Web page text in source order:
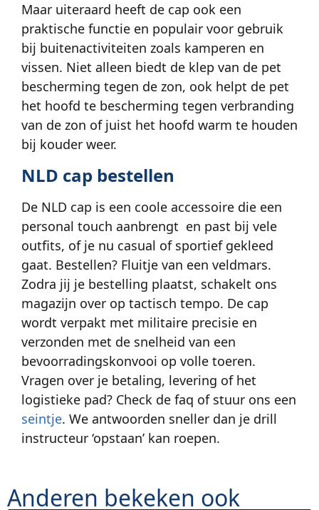
Maar uiteraard heeft de cap ook een
praktische functie en populair voor gebruik
bij buitenactiviteiten zoals kamperen en
vissen. Niet alleen biedt de klep van de pet
bescherming tegen de zon, ook helpt de pet
het hoofd te bescherming tegen verbranding
van de zon of juist het hoofd warm te houden
bij kouder weer.
NLD cap bestellen
De NLD cap is een coole accessoire die een
personal touch aanbrengt en past bij vele
outfits, of je nu casual of sportief gekleed
gaat. Bestellen? Fluitje van een veldmars.
Zodra jij je bestelling plaatst, schakelt ons
magazijn over op tactisch tempo. De cap
wordt verpakt met militaire precisie en
verzonden met de snelheid van een
bevoorradingskonvooi op volle toeren.
Vragen over je betaling, levering of het
logistieke pad? Check de faq of stuur ons een
seintje. We antwoorden sneller dan je drill
instructeur ‘opstaan’ kan roepen.
Anderen bekeken ook